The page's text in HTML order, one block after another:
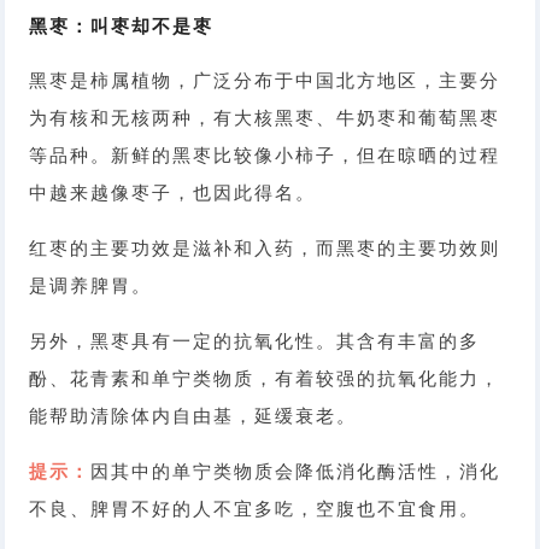
黑枣：叫枣却不是枣
黑枣是柿属植物，广泛分布于中国北方地区，主要分
为有核和无核两种，有大核黑枣、牛奶枣和葡萄黑枣
等品种。新鲜的黑枣比较像小柿子，但在晾晒的过程
中越来越像枣子，也因此得名。
红枣的主要功效是滋补和入药，而黑枣的主要功效则
是调养脾胃。
另外，黑枣具有一定的抗氧化性。其含有丰富的多
酚、花青素和单宁类物质，有着较强的抗氧化能力，
能帮助清除体内自由基，延缓衰老。
提示： 因其中的单宁类物质会降低消化酶活性，消化
不良、脾胃不好的人不宜多吃，空腹也不宜食用。